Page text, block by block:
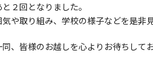
２回となりました。
や取り組み、学校の様子などを是非
、皆様のお越しを心よりお待ちしてお